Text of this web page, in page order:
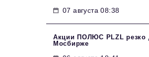
07 августа 08:38
Акции ПОЛЮС PLZL резко
Мосбирже